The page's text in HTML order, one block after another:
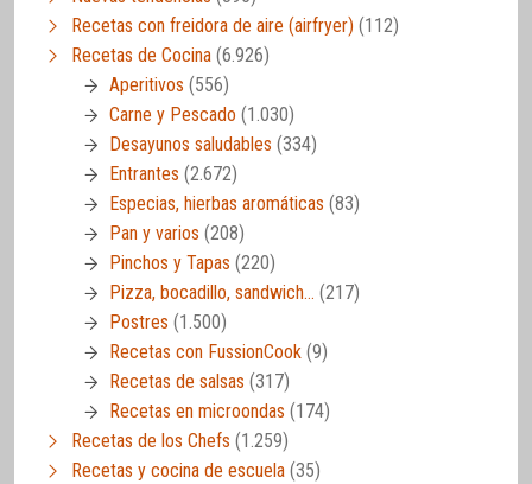
Recetas con freidora de aire (airfryer) (112)
Recetas de Cocina (6.926)
Aperitivos (556)
Carne y Pescado (1.030)
Desayunos saludables (334)
Entrantes (2.672)
Especias, hierbas aromáticas (83)
Pan y varios (208)
Pinchos y Tapas (220)
Pizza, bocadillo, sandwich… (217)
Postres (1.500)
Recetas con FussionCook (9)
Recetas de salsas (317)
Recetas en microondas (174)
Recetas de los Chefs (1.259)
Recetas y cocina de escuela (35)